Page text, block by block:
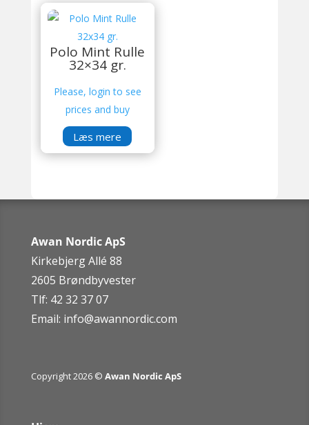
Polo Mint Rulle
32×34 gr.
Please, login to see
prices and buy
Læs mere
Awan Nordic ApS
Kirkebjerg Allé 88
2605 Brøndbyvester
Tlf: 42 32 37 07
Email: info@awannordic.com
Copyright 2026 © Awan Nordic ApS